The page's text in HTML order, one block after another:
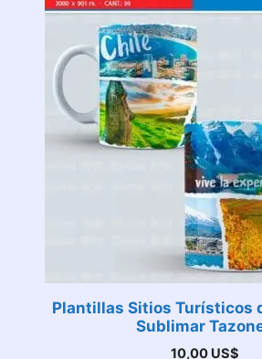
Plantillas Sitios Turísticos
Sublimar
10,00 US$